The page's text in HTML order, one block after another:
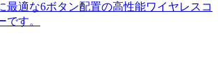
最適な6ボタン配置の高性能ワイヤレスコ
です。